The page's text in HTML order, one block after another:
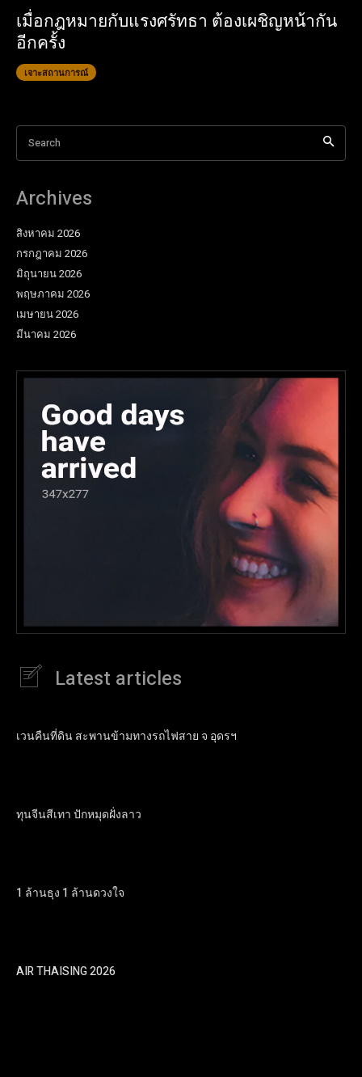
เมื่อกฎหมายกับแรงศรัทธา ต้องเผชิญหน้ากัน
อีกครั้ง
เจาะสถานการณ์
Search
Archives
สิงหาคม 2026
กรกฎาคม 2026
มิถุนายน 2026
พฤษภาคม 2026
เมษายน 2026
มีนาคม 2026
Latest articles
เวนคืนที่ดิน สะพานข้ามทางรถไฟสาย จ อุดรฯ
ทุนจีนสีเทา ปักหมุดฝั่งลาว
1 ล้านธุง 1 ล้านดวงใจ
AIR THAISING 2026